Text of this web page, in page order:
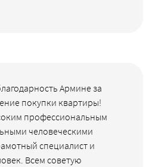
Армине за
покупки квартиры!
профессиональным
человеческими
специалист и
Всем советую